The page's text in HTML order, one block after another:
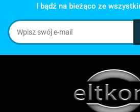
I bądź na bieżąco ze